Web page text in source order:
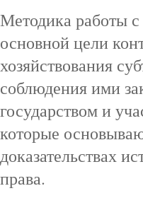
Методика работы
основной цели
хозяйствования
соблюдения ими
государством и
которые
доказательствах
права.